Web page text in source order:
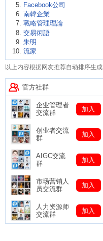
Facebook公司
南韓企業
戰略管理理論
交易術語
朱明
流家
以上内容根据网友推荐自动排序生成
官方社群
企业管理者
交流群
加入
创业者交流
群
加入
AIGC交流
群
加入
市场营销人
员交流群
加入
人力资源师
交流群
加入